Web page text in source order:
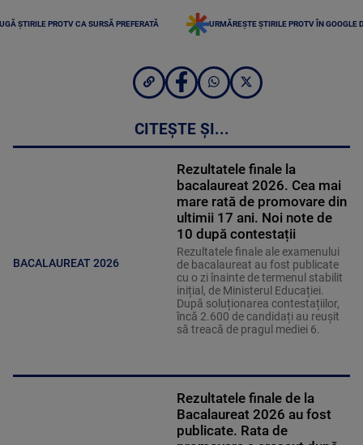
ȘTIRILE PROTV CA SURSĂ PREFERATĂ URMĂREȘTE ȘTIRILE PROTV ÎN GOOGLE
CITEȘTE ȘI...
BACALAUREAT 2026
Rezultatele finale la
bacalaureat 2026. Cea mai
mare rată de promovare din
ultimii 17 ani. Noi note de
10 după contestații
Rezultatele finale ale examenului
de bacalaureat au fost publicate
cu o zi înainte de termenul stabilit
inițial, de Ministerul Educației.
După soluționarea contestațiilor,
încă 2.600 de candidați au reușit
să treacă de pragul mediei 6.
Rezultatele finale de la
Bacalaureat 2026 au fost
publicate. Rata de